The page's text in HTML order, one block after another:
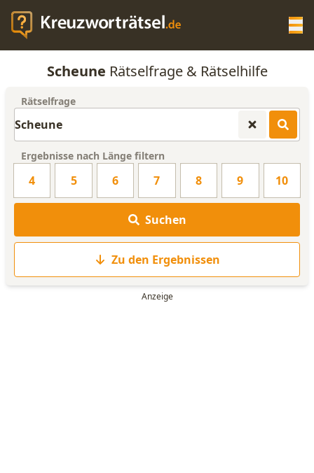
KREUZWORTRÄTSEL-HILFE
WORTLISTE
Scheune Rätselfrage & Rätselhilfe
Rätselfrage
Ergebnisse nach Länge filtern
4 5 6 7 8 9 10
Suchen
Zu den Ergebnissen